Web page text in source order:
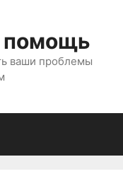
помощь
ваши проблемы